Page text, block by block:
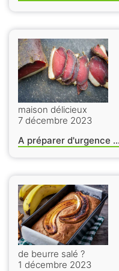
maison délicieux
7 décembre 2023
A préparer d'urgence ...
de beurre salé ?
1 décembre 2023